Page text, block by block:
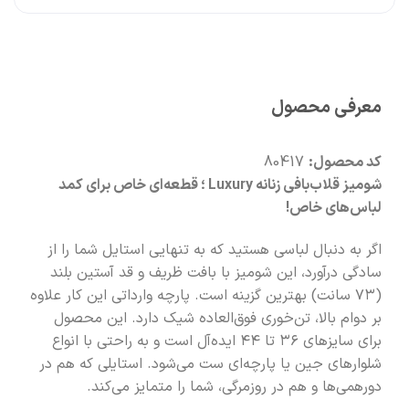
معرفی محصول
کد محصول: 80417
شومیز قلاب‌بافی زنانه Luxury ؛ قطعه‌ای خاص برای کمد
لباس‌های خاص!
اگر به دنبال لباسی هستید که به تنهایی استایل شما را از
سادگی درآورد، این شومیز با بافت ظریف و قد آستین بلند
(۷۳ سانت) بهترین گزینه است. پارچه وارداتی این کار علاوه
بر دوام بالا، تن‌خوری فوق‌العاده شیک دارد. این محصول
برای سایزهای ۳۶ تا ۴۴ ایده‌آل است و به راحتی با انواع
شلوارهای جین یا پارچه‌ای ست می‌شود. استایلی که هم در
دورهمی‌ها و هم در روزمرگی، شما را متمایز می‌کند.